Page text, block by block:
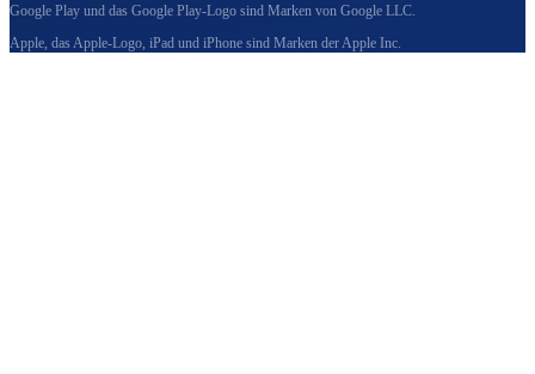
Google Play und das Google Play-Logo sind Marken von Google LLC.
Apple, das Apple-Logo, iPad und iPhone sind Marken der Apple Inc.